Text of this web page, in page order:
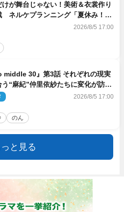
が舞台じゃない！美術＆衣裳作り
ネルケプランニング「夏休み！オ
クショップ2026」レポート【4日
2026/8/5 17:00
middle 30』第3話 それぞれの現実
う“麻紀”仲里依紗たちに変化が訪れ
2026/8/5 17:00
のん
っと見る